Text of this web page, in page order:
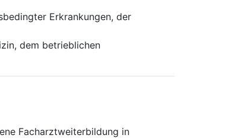
Erkrankungen, der
dem betrieblichen
Facharztweiterbildung in